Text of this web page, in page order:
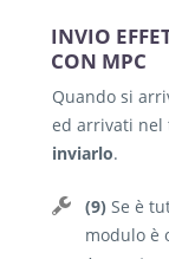
INVIO
CON MPC
Quando si
ed arrivati nel
inviarlo.
(9) Se è
modulo è